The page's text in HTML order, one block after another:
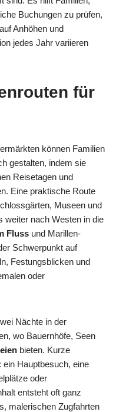
Buchungen zu prüfen,
Anhöhen und
jedes Jahr variieren
für
können Familien
gestalten, indem sie
Reisetagen und
Eine praktische Route
Museen und
weiter nach Westen in die
Fluss und Marillen-
Schwerpunkt auf
Festungsblicken und
oder
Nächte in der
wo Bauernhöfe, Seen
bieten. Kurze
ein Hauptbesuch, eine
oder
entsteht oft ganz
malerischen Zugfahrten